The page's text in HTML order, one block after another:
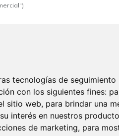
tecnologías de seguimiento
con los siguientes fines:
sitio web, para brindar una
interés en nuestros
de marketing, para